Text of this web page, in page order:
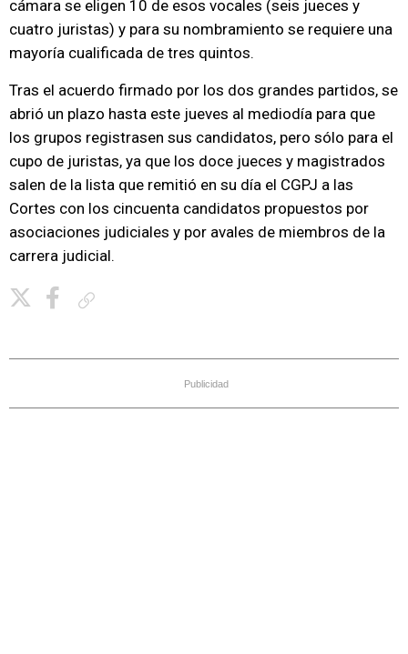
cámara se eligen 10 de esos vocales (seis jueces y
cuatro juristas) y para su nombramiento se requiere una
mayoría cualificada de tres quintos.
Tras el acuerdo firmado por los dos grandes partidos, se
abrió un plazo hasta este jueves al mediodía para que
los grupos registrasen sus candidatos, pero sólo para el
cupo de juristas, ya que los doce jueces y magistrados
salen de la lista que remitió en su día el CGPJ a las
Cortes con los cincuenta candidatos propuestos por
asociaciones judiciales y por avales de miembros de la
carrera judicial.
Publicidad